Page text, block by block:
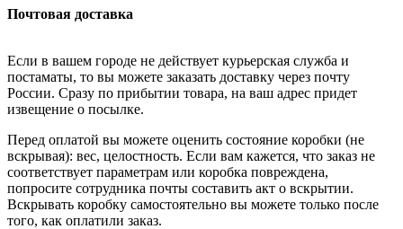
Почтовая доставка
Если в вашем городе не действует курьерская служба и
постаматы, то вы можете заказать доставку через почту
России. Сразу по прибытии товара, на ваш адрес придет
извещение о посылке.
Перед оплатой вы можете оценить состояние коробки (не
вскрывая): вес, целостность. Если вам кажется, что заказ не
соответствует параметрам или коробка повреждена,
попросите сотрудника почты составить акт о вскрытии.
Вскрывать коробку самостоятельно вы можете только после
того, как оплатили заказ.